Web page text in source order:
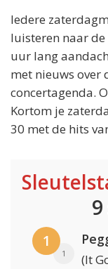
Iedere
luisteren naar
uur lang
met nieuws over
concertagenda.
Kortom je
30 met de hits
1
1 (It